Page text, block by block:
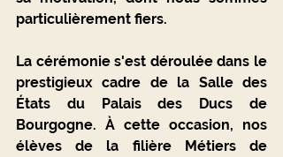
particulièrement fiers.
La cérémonie s'est déroulée dans le
prestigieux cadre de la Salle des
États du Palais des Ducs de
Bourgogne. À cette occasion, nos
élèves de la filière Métiers de